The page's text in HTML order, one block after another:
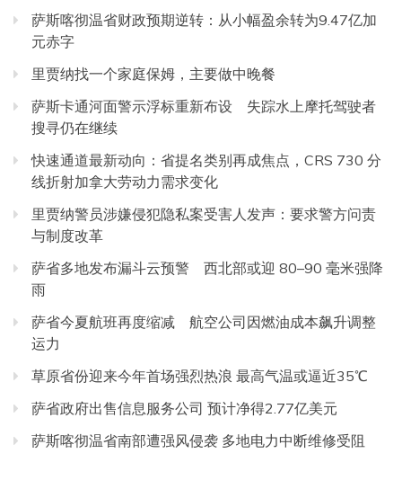
萨斯喀彻温省财政预期逆转：从小幅盈余转为9.47亿加
元赤字
里贾纳找一个家庭保姆，主要做中晚餐
萨斯卡通河面警示浮标重新布设 失踪水上摩托驾驶者
搜寻仍在继续
快速通道最新动向：省提名类别再成焦点，CRS 730 分
线折射加拿大劳动力需求变化
里贾纳警员涉嫌侵犯隐私案受害人发声：要求警方问责
与制度改革
萨省多地发布漏斗云预警 西北部或迎 80–90 毫米强降
雨
萨省今夏航班再度缩减 航空公司因燃油成本飙升调整
运力
草原省份迎来今年首场强烈热浪 最高气温或逼近35℃
萨省政府出售信息服务公司 预计净得2.77亿美元
萨斯喀彻温省南部遭强风侵袭 多地电力中断维修受阻